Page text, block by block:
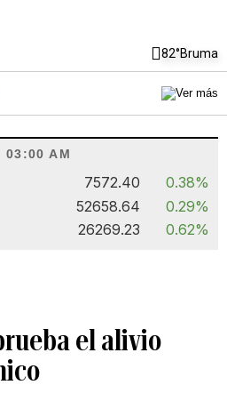
82°Bruma
03:00 AM
7572.40
0.38%
52658.64
0.29%
26269.23 0.62%
el alivio